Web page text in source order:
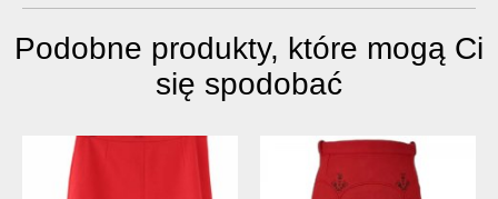
Podobne produkty, które mogą Ci
się spodobać